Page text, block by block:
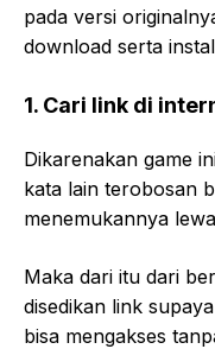
pada versi
download serta
1. Cari link di
Dikarenakan game
kata lain terobosan
menemukannya
Maka dari itu dari
disedikan link
bisa mengakses